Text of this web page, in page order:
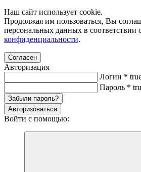
Наш сайт использует cookie.
Продолжая им пользоваться, Вы
персональных данных в соответствии
конфиденциальности.
Согласен
Авторизация
Логин *
Пароль *
Забыли пароль?
Авторизоваться
Войти с помощью: